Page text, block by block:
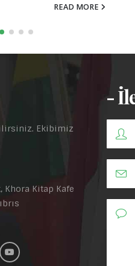
tehlike”
Ekibimiz
Khora Kitap Kafe
-